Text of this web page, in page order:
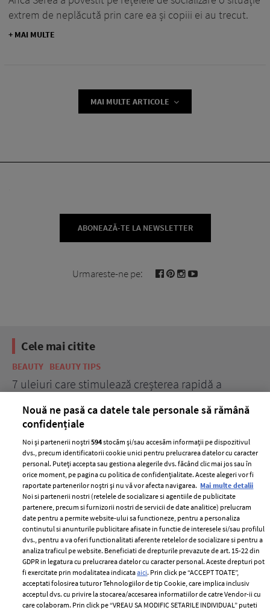
extrem de neplăcută prin care ea și copiii ei au trecut.
+ MAI MULTE
MAI MULTE ARTICOLE
ABONEAZĂ-TE LA NEWSLETTER
Urmareste-ne pe:
Cele mai citite
BEAUTY BEAUTY TIPS
7 uleiuri care stimulează creșterea rapidă a
ELLE Style Awards
2024
Despre ELLE
Romania
Contact
Abonamente
Termeni si conditii
Politica de
confidențialitate
Politica de cookies
Publicitate
Nouă ne pasă ca datele tale personale să rămână
confidențiale
Noi și partenerii noștri594stocăm și/sau accesăm informații pe dispozitivul
dvs., precum identificatorii cookie unici pentru prelucrarea datelor cu caracter
personal. Puteți accepta sau gestiona alegerile dvs. făcând clic mai jos sau în
orice moment, pe pagina cu politica de confidențialitate. Aceste alegeri vor fi
raportate partenerilor noștri și nu vă vor afecta navigarea. Mai multe detalii
Noi si partenerii nostri (retelele de socializare si agentiile de publicitate
partenere, precum si furnizorii nostri de servicii de date analitice) prelucram
date pentru a permite website-ului sa functioneze, pentru a personaliza
continutul si anunturile publicitare afisate in functie de interesele si/sau profilul
dvs., pentru a va oferi functionalitati aferente retelelor de socializare si pentru a
analiza traficul pe website. Beneficiati de drepturile prevazute de art. 15-22 din
GDPR in legatura cu prelucrarea datelor cu caracter personal. Aceste drepturi pot
fi exercitate prin modalitatea indicataaici. Prin click pe “ACCEPT TOATE”,
acceptati folosirea tuturor Tehnologiilor de tip Cookie, care implica inclusiv
acceptul dvs. cu privire la stocarea/accesarea informatiilor de catre Vendor-ii cu
care colaboram. Prin click pe “VREAU SA MODIFIC SETARILE INDIVIDUAL” puteti